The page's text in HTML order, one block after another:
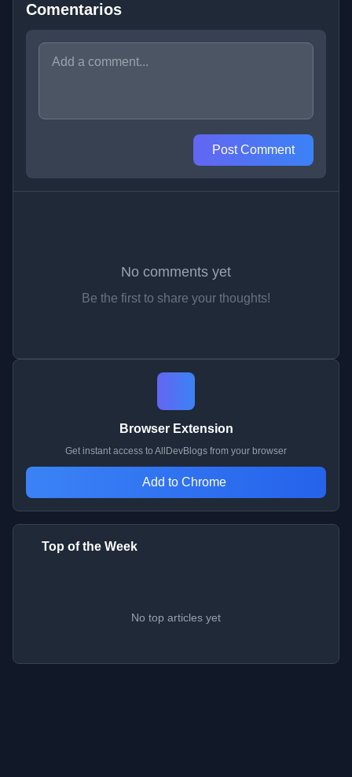
Comentarios
Post Comment
No comments yet
Be the first to share your thoughts!
Browser Extension
Get instant access to AllDevBlogs from your browser
Add to Chrome
Top of the Week
No top articles yet